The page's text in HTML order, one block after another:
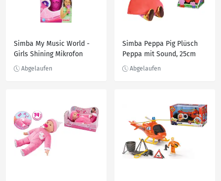
Simba My Music World -
Girls Shining Mikrofon
Simba Peppa Pig Plüsch
Peppa mit Sound, 25cm